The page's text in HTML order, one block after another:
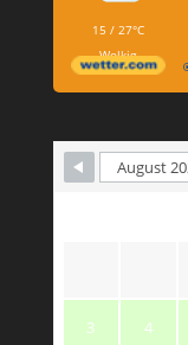
15 / 27°C
Wolkig
3 4